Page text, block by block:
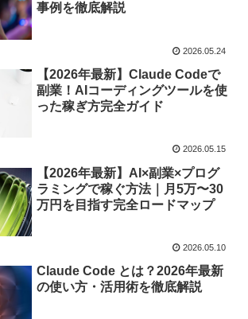
事例を徹底解説
2026.05.24
【2026年最新】Claude Codeで
副業！AIコーディングツールを使
った稼ぎ方完全ガイド
2026.05.15
【2026年最新】AI×副業×プログ
ラミングで稼ぐ方法｜月5万〜30
万円を目指す完全ロードマップ
2026.05.10
Claude Code とは？2026年最新
の使い方・活用術を徹底解説